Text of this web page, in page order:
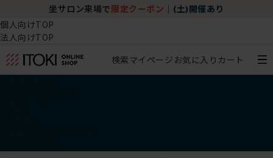
坐サロン来場で 限定クーポン (土)開催あり
個人向けTOP
法人向けTOP
検索マイページ お気に入り カート